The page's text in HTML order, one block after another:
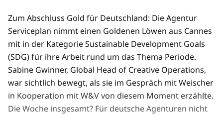
Zum Abschluss Gold für Deutschland: Die Agentur
Serviceplan nimmt einen Goldenen Löwen aus Cannes
mit in der Kategorie Sustainable Development Goals
(SDG) für ihre Arbeit rund um das Thema Periode.
Sabine Gwinner, Global Head of Creative Operations,
war sichtlich bewegt, als sie im Gespräch mit Weischer
in Kooperation mit W&V von diesem Moment erzählte.
Die Woche insgesamt? Für deutsche Agenturen nicht